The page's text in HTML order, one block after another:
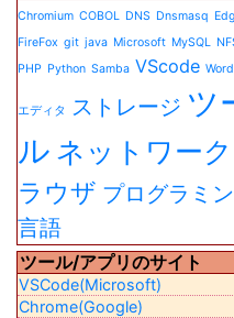
Chromium COBOL DNS Dnsmasq
FireFox git java Microsoft MySQL
PHP Python Samba VScode
エディタ ストレージ ツ
ル ネットワーク
ラウザ プログラミ
言語
ツール/アプリのサイト
VSCode(Microsoft)
Chrome(Google)